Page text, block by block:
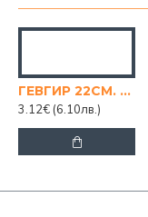
ГЕВГИР 22СМ. ДЕБЕЛ
3.12€ (6.10лв.)